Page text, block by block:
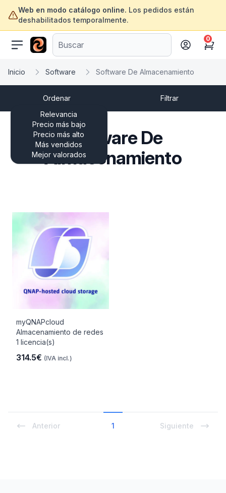
Web en modo catálogo online. Los pedidos están
deshabilitados temporalmente.
ofertasinformatica.com
Cart
0
Inicio Software Software De Almacenamiento
Ordenar
Relevancia
Precio más bajo
Precio más alto
Más vendidos
Mejor valorados
Filtrar
Software De
Almacenamiento
myQNAPcloud
Almacenamiento de redes
1 licencia(s)
314.5€ (IVA incl.)
Anterior 1 Siguiente